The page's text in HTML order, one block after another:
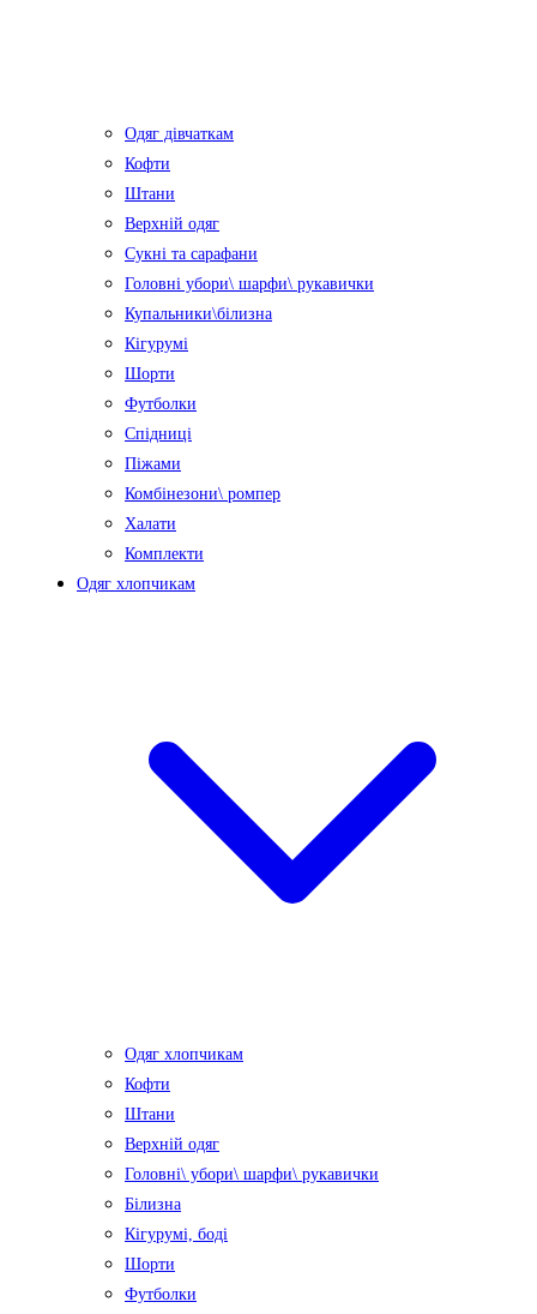
Одяг дівчаткам
Кофти
Штани
Верхній одяг
Сукні та сарафани
Головні убори\ шарфи\ рукавички
Купальники\білизна
Кігурумі
Шорти
Футболки
Спідниці
Піжами
Комбінезони\ ромпер
Халати
Комплекти
Одяг хлопчикам
Одяг хлопчикам
Кофти
Штани
Верхній одяг
Головні\ убори\ шарфи\ рукавички
Білизна
Кігурумі, боді
Шорти
Футболки